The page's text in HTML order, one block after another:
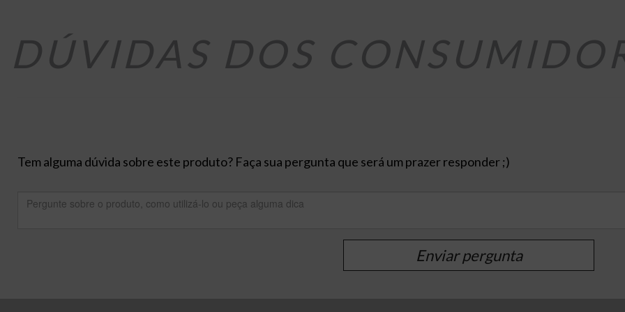
DÚVIDAS DOS
Tem alguma dúvida sobre este produto? Faça sua pergunta que será um prazer responder ;)
Enviar pergunta